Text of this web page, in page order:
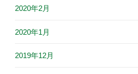
2020年2月
2020年1月
2019年12月